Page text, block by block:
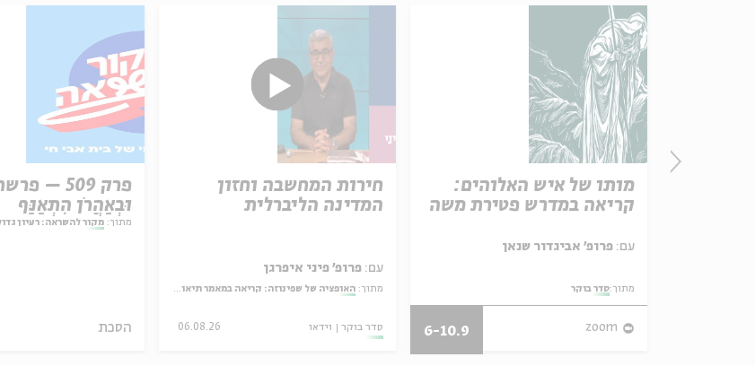
פרק 509 –
וּבְאַהֲרֹן הִתְאַנַּף
מתוך: מקור להשראה: רעיון
הסכת
חירות המחשבה וחזון
המדינה הליברלית
עם: פרופ' פיני איפרגן
מתוך: האופציה של שפינוזה: קריאה במאמר תיאולוגי־מדיני
סדר בוקר וידאו 06.08.26
מותו של איש האלוהים:
קריאה במדרש פטירת משה
עם:
מתוך:סדר בוקר
zoom
6-10.9